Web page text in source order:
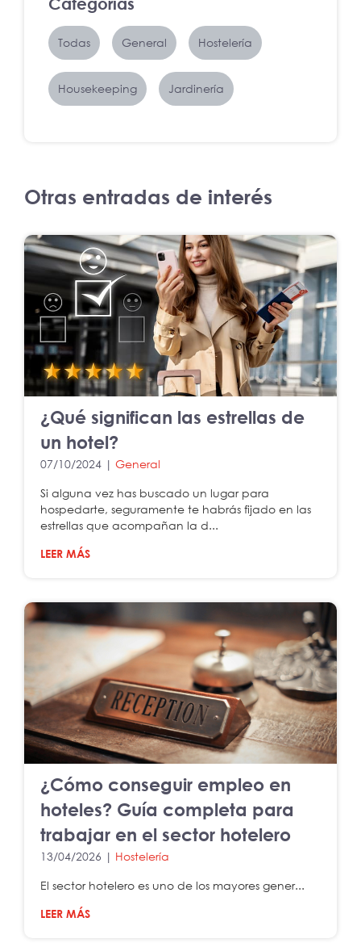
Todas General Hostelería
Housekeeping Jardinería
Otras entradas de interés
¿Qué significan las estrellas de
un hotel?
07/10/2024 | General
Si alguna vez has buscado un lugar para
hospedarte, seguramente te habrás fijado en las
estrellas que acompañan la d...
LEER MÁS
¿Cómo conseguir empleo en
hoteles? Guía completa para
trabajar en el sector hotelero
13/04/2026 | Hostelería
El sector hotelero es uno de los mayores gener...
LEER MÁS